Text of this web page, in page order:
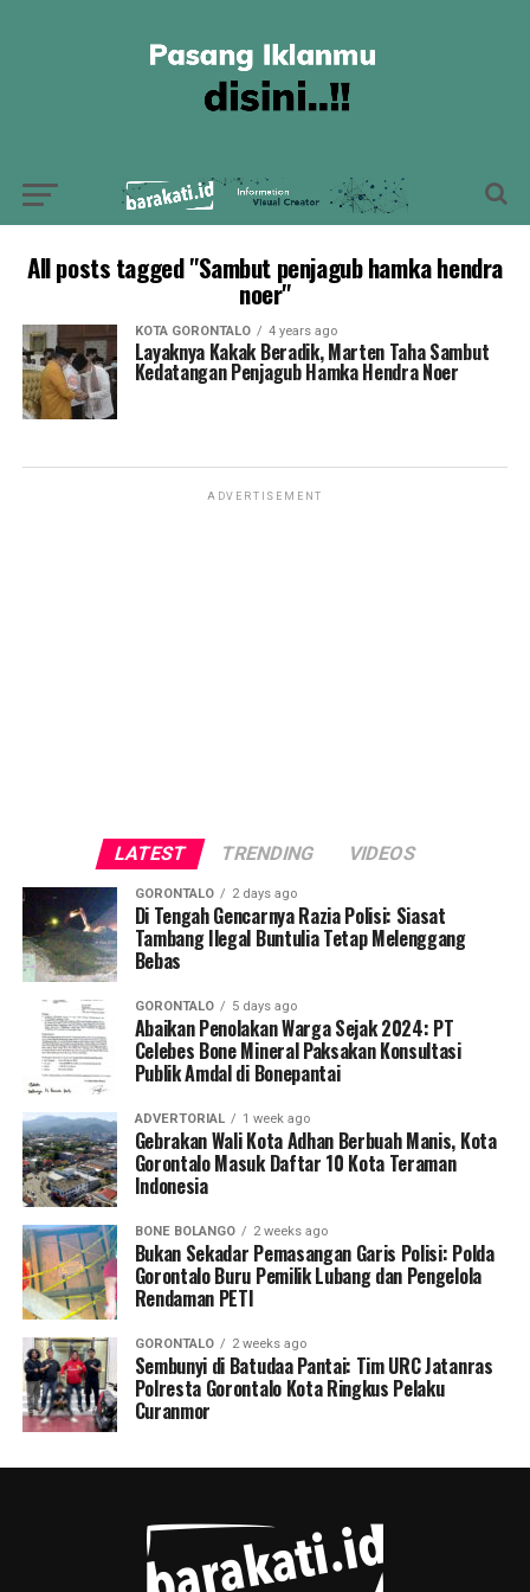
All posts tagged "Sambut penjagub hamka hendra
noer"
KOTA GORONTALO 4 years ago
Layaknya Kakak Beradik, Marten Taha Sambut
Kedatangan Penjagub Hamka Hendra Noer
ADVERTISEMENT
LATEST TRENDING VIDEOS
GORONTALO 2 days ago
Di Tengah Gencarnya Razia Polisi: Siasat
Tambang Ilegal Buntulia Tetap Melenggang
Bebas
GORONTALO 5 days ago
Abaikan Penolakan Warga Sejak 2024: PT
Celebes Bone Mineral Paksakan Konsultasi
Publik Amdal di Bonepantai
ADVERTORIAL 1 week ago
Gebrakan Wali Kota Adhan Berbuah Manis, Kota
Gorontalo Masuk Daftar 10 Kota Teraman
Indonesia
BONE BOLANGO 2 weeks ago
Bukan Sekadar Pemasangan Garis Polisi: Polda
Gorontalo Buru Pemilik Lubang dan Pengelola
Rendaman PETI
GORONTALO 2 weeks ago
Sembunyi di Batudaa Pantai: Tim URC Jatanras
Polresta Gorontalo Kota Ringkus Pelaku
Curanmor